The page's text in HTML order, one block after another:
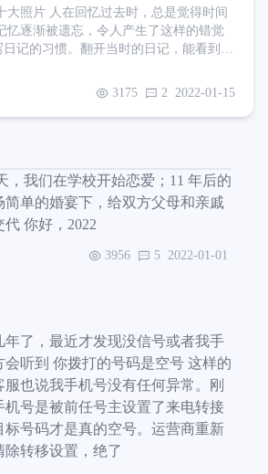
，总是觉得时间
忆逐渐被遗忘，令人产生了这样的错觉
记的习惯。翻开当时的日记，能看到许
是单纯的念旧 后来逐渐因为各种各样的
些模糊的印象 我常常在想，几年、十几
3175 2 2022-01-15
，我们在学校开始恋爱；11 年后的
简单的婚宴下，给双方父母和亲戚
你好，2022
3956 5 2022-01-01
年了，最近才发现没信号或者我手
会听到 你拨打的号码是空号 这样的
服也说我手机号没有任何异常。刚
机号是被前任号主设置了来电转接
标号码才是真的空号。运营商重新
除转移设置，绝了